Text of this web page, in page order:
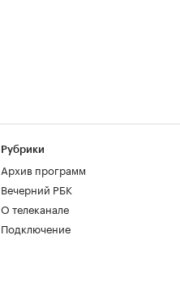
Рубрики
Архив программ
Вечерний РБК
О телеканале
Подключение